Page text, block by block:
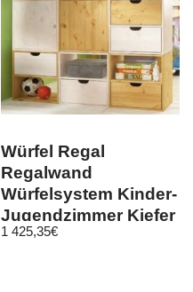
Würfel Regal
Regalwand
Würfelsystem Kinder-
Jugendzimmer Kiefer
massiv
1 425,35€